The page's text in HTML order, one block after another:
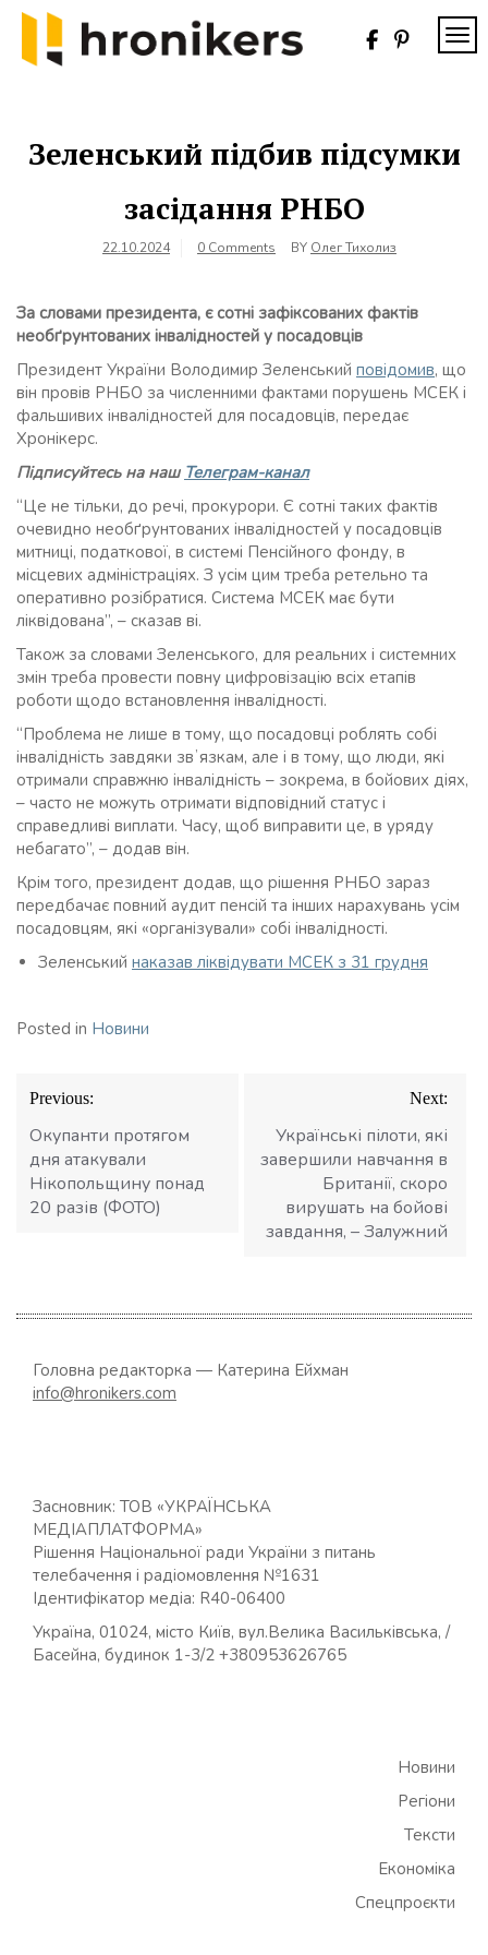
Skip
content
Зеленський підбив підсумки
засідання РНБО
22.10.2024 0 Comments BY Олег Тихолиз
За словами президента, є сотні зафіксованих фактів
необґрунтованих інвалідностей у посадовців
Президент України Володимир Зеленський повідомив, що
він провів РНБО за численними фактами порушень МСЕК і
фальшивих інвалідностей для посадовців, передає
Хронікерс.
Підписуйтесь на наш Телеграм-канал
“Це не тільки, до речі, прокурори. Є сотні таких фактів
очевидно необґрунтованих інвалідностей у посадовців
митниці, податкової, в системі Пенсійного фонду, в
місцевих адміністраціях. З усім цим треба ретельно та
оперативно розібратися. Система МСЕК має бути
ліквідована”, – сказав ві.
Також за словами Зеленського, для реальних і системних
змін треба провести повну цифровізацію всіх етапів
роботи щодо встановлення інвалідності.
“Проблема не лише в тому, що посадовці роблять собі
інвалідність завдяки звʼязкам, але і в тому, що люди, які
отримали справжню інвалідність – зокрема, в бойових діях,
– часто не можуть отримати відповідний статус і
справедливі виплати. Часу, щоб виправити це, в уряду
небагато”, – додав він.
Крім того, президент додав, що рішення РНБО зараз
передбачає повний аудит пенсій та інших нарахувань усім
посадовцям, які «організували» собі інвалідності.
Зеленський наказав ліквідувати МСЕК з 31 грудня
Posted in Новини
Навігація
записів
Previous:
Окупанти протягом
дня атакували
Нікопольщину понад
20 разів (ФОТО)
Next:
Українські пілоти, які
завершили навчання в
Британії, скоро
вирушать на бойові
завдання, – Залужний
Головна редакторка — Катерина Ейхман
info@hronikers.com
Засновник: ТОВ «УКРАЇНСЬКА
МЕДІАПЛАТФОРМА»
Рішення Національної ради України з питань
телебачення і радіомовлення №1631
Ідентифікатор медіа: R40-06400
Україна, 01024, місто Київ, вул.Велика Васильківська, /
Басейна, будинок 1-3/2 +380953626765
Новини
Регіони
Тексти
Економіка
Спецпроєкти